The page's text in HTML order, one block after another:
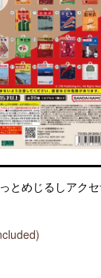
とめじるしアクセ